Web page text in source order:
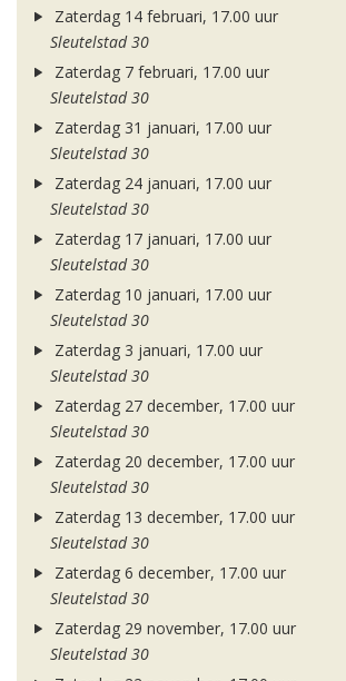
Zaterdag 14 februari, 17.00 uur
Sleutelstad 30
Zaterdag 7 februari, 17.00 uur
Sleutelstad 30
Zaterdag 31 januari, 17.00 uur
Sleutelstad 30
Zaterdag 24 januari, 17.00 uur
Sleutelstad 30
Zaterdag 17 januari, 17.00 uur
Sleutelstad 30
Zaterdag 10 januari, 17.00 uur
Sleutelstad 30
Zaterdag 3 januari, 17.00 uur
Sleutelstad 30
Zaterdag 27 december, 17.00 uur
Sleutelstad 30
Zaterdag 20 december, 17.00 uur
Sleutelstad 30
Zaterdag 13 december, 17.00 uur
Sleutelstad 30
Zaterdag 6 december, 17.00 uur
Sleutelstad 30
Zaterdag 29 november, 17.00 uur
Sleutelstad 30